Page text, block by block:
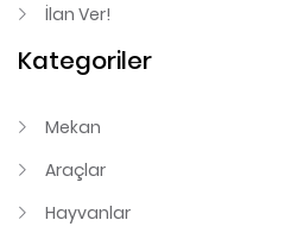
İlan Ver!
Kategoriler
Mekan
Araçlar
Hayvanlar